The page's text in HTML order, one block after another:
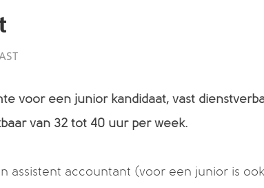
voor een junior kandidaat, vast
van 32 tot 40 uur per week.
assistent accountant (voor een junior is